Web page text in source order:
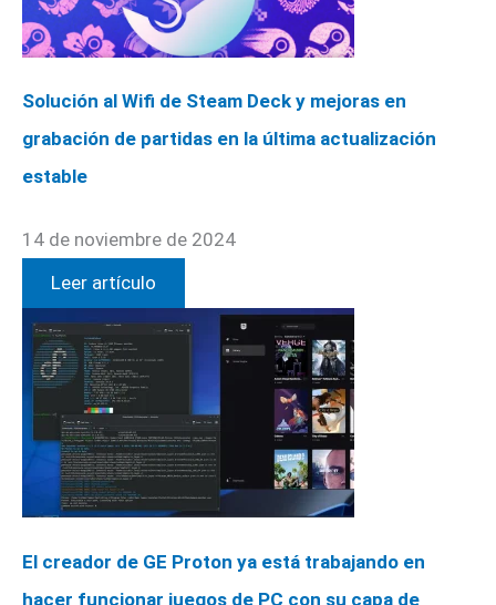
Solución al Wifi de Steam Deck y mejoras en
grabación de partidas en la última actualización
estable
14 de noviembre de 2024
Leer artículo
El creador de GE Proton ya está trabajando en
hacer funcionar juegos de PC con su capa de